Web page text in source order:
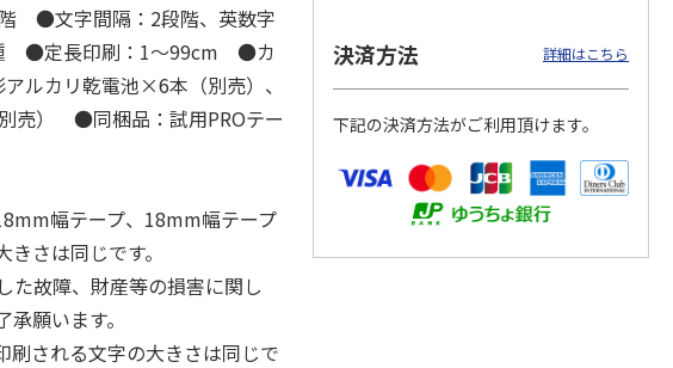
●文字間隔：2段階、英数字
●定長印刷：1～99cm ●カ
ルカリ乾電池×6本（別売）、
売） ●同梱品：試用PROテー
幅テープ、18mm幅テープ
さは同じです。
故障、財産等の損害に関し
願います。
される文字の大きさは同じで
決済方法 詳細はこちら
下記の決済方法がご利用頂けます。